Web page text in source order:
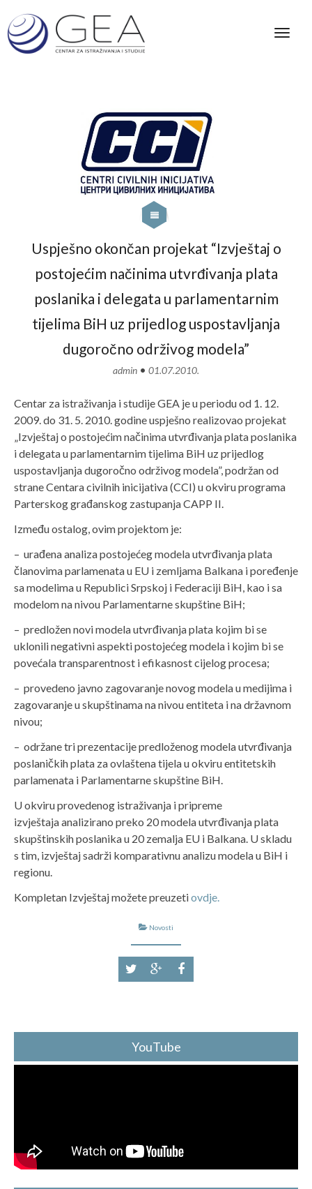
Uspješno okončan projekat “Izvještaj o
postojećim načinima utvrđivanja plata
poslanika i delegata u parlamentarnim
tijelima BiH uz prijedlog uspostavljanja
dugoročno održivog modela”
admin • 01.07.2010.
Centar za istraživanja i studije GEA je u periodu od 1. 12.
2009. do 31. 5. 2010. godine uspješno realizovao projekat
„Izvještaj o postojećim načinima utvrđivanja plata poslanika
i delegata u parlamentarnim tijelima BiH uz prijedlog
uspostavljanja dugoročno održivog modela”, podržan od
strane Centara civilnih inicijativa (CCI) u okviru programa
Parterskog građanskog zastupanja CAPP II.
Između ostalog, ovim projektom je:
– urađena analiza postojećeg modela utvrđivanja plata
članovima parlamenata u EU i zemljama Balkana i poređenje
sa modelima u Republici Srpskoj i Federaciji BiH, kao i sa
modelom na nivou Parlamentarne skupštine BiH;
– predložen novi modela utvrđivanja plata kojim bi se
uklonili negativni aspekti postojećeg modela i kojim bi se
povećala transparentnost i efikasnost cijelog procesa;
– provedeno javno zagovaranje novog modela u medijima i
zagovaranje u skupštinama na nivou entiteta i na državnom
nivou;
– održane tri prezentacije predloženog modela utvrđivanja
poslaničkih plata za ovlaštena tijela u okviru entitetskih
parlamenata i Parlamentarne skupštine BiH.
U okviru provedenog istraživanja i pripreme
izvještaja analizirano preko 20 modela utvrđivanja plata
skupštinskih poslanika u 20 zemalja EU i Balkana. U skladu
s tim, izvještaj sadrži komparativnu analizu modela u BiH i
regionu.
Kompletan Izvještaj možete preuzetiovdje.
Novosti
YouTube